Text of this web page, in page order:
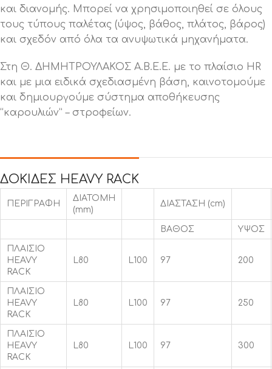
και διανομής. Μπορεί να χρησιμοποιηθεί σε όλους
τους τύπους παλέτας (ύψος, βάθος, πλάτος, βάρος)
και σχεδόν από όλα τα ανυψωτικά μηχανήματα.
Στη Θ. ΔΗΜΗΤΡΟΥΛΑΚΟΣ Α.Β.Ε.Ε. με το πλαίσιο HR
και με μια ειδικά σχεδιασμένη βάση, καινοτομούμε
και δημιουργούμε σύστημα αποθήκευσης
“καρουλιών” – στροφείων.
ΔΟΚΙΔΕΣ HEAVY RACK
ΠΕΡΙΓΡΑΦΗ
ΔΙΑΤΟΜΗ
(mm)
ΔΙΑΣΤΑΣΗ (cm)
ΒΑΘΟΣ ΥΨΟΣ
ΠΛΑΙΣΙΟ
HEAVY
RACK
L80 L100 97 200
ΠΛΑΙΣΙΟ
HEAVY
RACK
L80 L100 97 250
ΠΛΑΙΣΙΟ
HEAVY
RACK
L80 L100 97 300